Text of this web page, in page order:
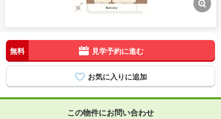
無料 見学予約に進む
この物件にお問い合わせ